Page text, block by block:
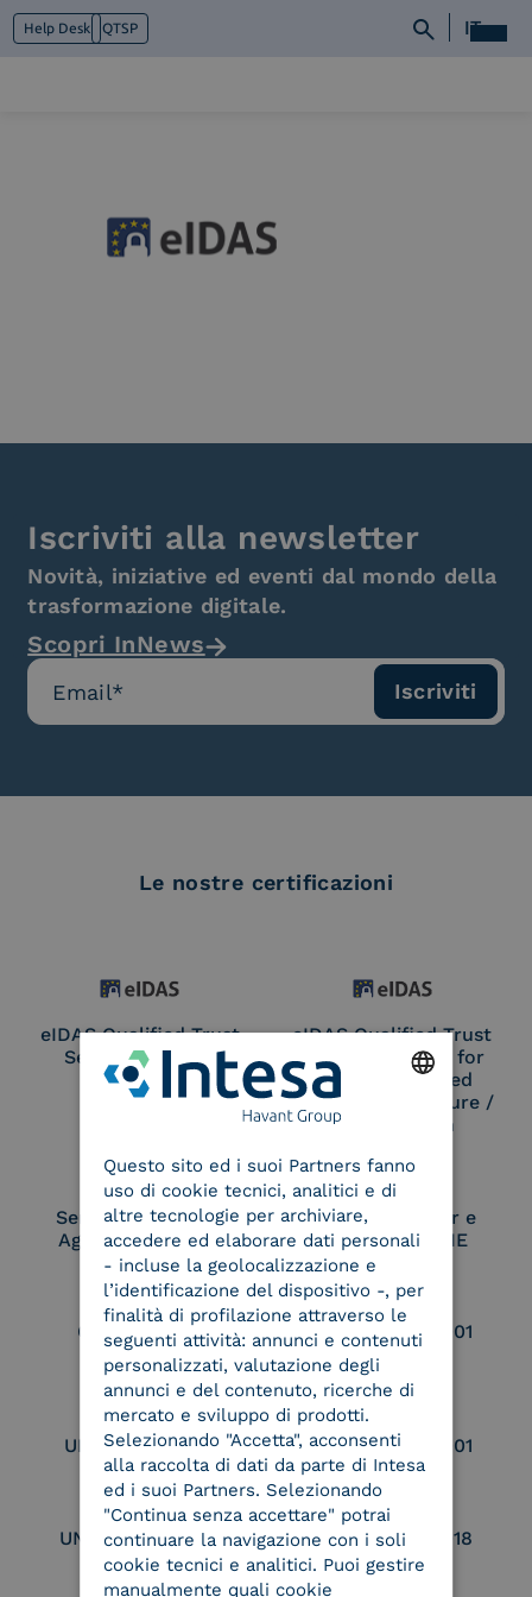
Help Desk QTSP IT
Piattaforme
Iscriviti alla newsletter
Novità, iniziative ed eventi dal mondo della
trasformazione digitale.
Scopri InNews
Le nostre certificazioni
eIDAS Qualified Trust
Service Provider
eIDAS Qualified Trust
Service Provider for
Remote Qualified
Electronic Signature /
Seal Creation
Service Provider e
Aggregatore SPID
Service Provider e
Aggregatore CIE
Conservatore
qualificato
UNI EN ISO 37001
UNI EN ISO 9001 UNI EN ISO 27001
UNI EN ISO 27017 UNI EN ISO 27018
ITALIAN
Questo sito ed i suoi Partners fanno
uso di cookie tecnici, analitici e di
altre tecnologie per archiviare,
accedere ed elaborare dati personali
- incluse la geolocalizzazione e
l’identificazione del dispositivo -, per
finalità di profilazione attraverso le
seguenti attività: annunci e contenuti
personalizzati, valutazione degli
annunci e del contenuto, ricerche di
mercato e sviluppo di prodotti.
Selezionando "Accetta", acconsenti
alla raccolta di dati da parte di Intesa
ed i suoi Partners. Selezionando
"Continua senza accettare" potrai
continuare la navigazione con i soli
cookie tecnici e analitici. Puoi gestire
manualmente quali cookie